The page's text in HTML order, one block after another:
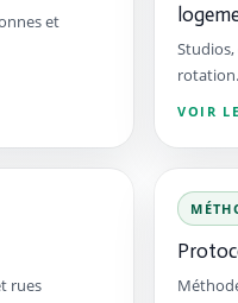
et
rotation.
VOIR
rues